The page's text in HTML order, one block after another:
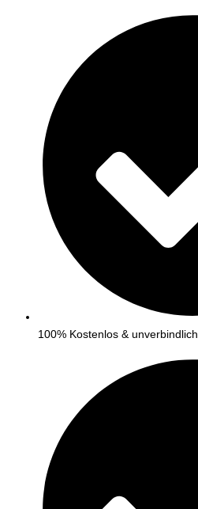
100% Kostenlos & unverbindlich